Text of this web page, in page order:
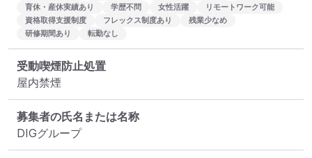
育休・産休実績あり
学歴不問 女性活躍
リモートワーク可能
資格取得支援制度
フレックス制度あり
残業少なめ
研修期間あり
転勤なし
受動喫煙防止処置
屋内禁煙
募集者の氏名または名称
DIGグループ